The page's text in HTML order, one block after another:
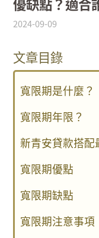
2024-09-09
文章目錄
寬限期是什麼？
寬限期年限？
新青安貸款搭
寬限期優點
寬限期缺點
寬限期注意事項